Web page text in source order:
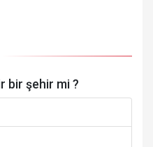
bir şehir mi ?